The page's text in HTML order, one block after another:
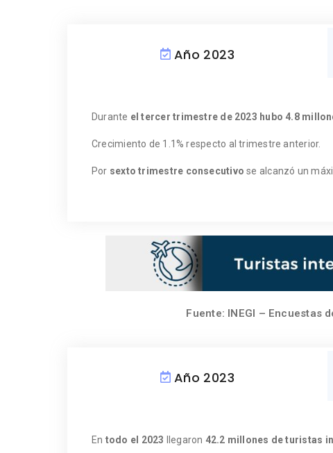
Año 2023
Durante el tercer trimestre de 2023 hubo 4.8
Crecimiento de 1.1% respecto al trimestre anterior.
Por sexto trimestre consecutivo se alcanzó un
Fuente: INEGI – Encuestas
Año 2023
En todo el 2023 llegaron 42.2 millones de turistas